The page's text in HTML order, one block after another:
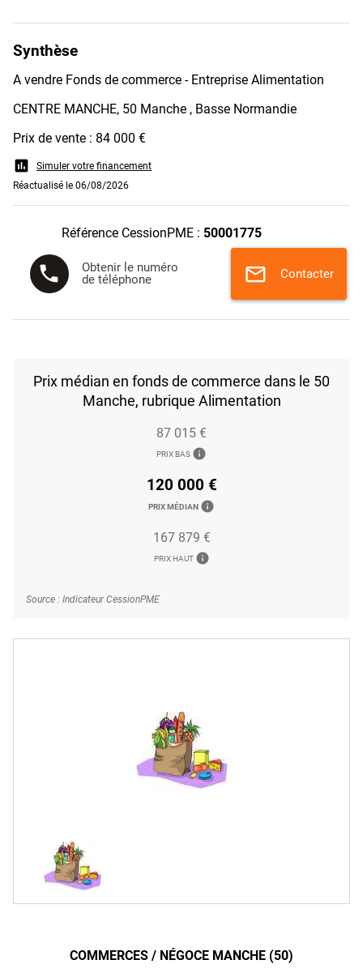
Synthèse
A vendre Fonds de commerce - Entreprise Alimentation
CENTRE MANCHE, 50 Manche , Basse Normandie
Prix de vente : 84 000 €
assessment
Simuler votre financement
Réactualisé le 06/08/2026
Référence CessionPME : 50001775
phone
Obtenir le numéro
de téléphone
mail Contacter
Prix médian en fonds de commerce dans le 50
Manche, rubrique Alimentation
87 015 €
PRIX BAS info
120 000 €
PRIX MÉDIAN info
167 879 €
PRIX HAUT info
Source : Indicateur CessionPME
COMMERCES / NÉGOCE MANCHE (50)